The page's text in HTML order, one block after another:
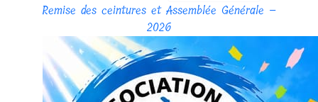
Remise des ceintures et Assemblée Générale –
2026